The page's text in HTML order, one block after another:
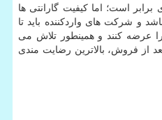
است؛ اما كیفیت گارانتی ها
و شركت های واردكننده باید تا
را عرضه كنند و همینطور تلاش می
از فروش، بالاترین رضایت مندی